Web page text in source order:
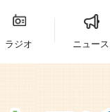
ラジオ ニュース